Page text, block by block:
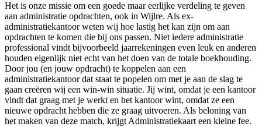
Het is onze missie om een goede maar eerlijke verdeling te geven
aan administratie opdrachten, ook in Wijlre. Als ex-
administratiekantoor weten wij hoe lastig het kan zijn om aan
opdrachten te komen die bij ons passen. Niet iedere administratie
professional vindt bijvoorbeeld jaarrekeningen even leuk en anderen
houden eigenlijk niet echt van het doen van de totale boekhouding.
Door jou (en jouw opdracht) te koppelen aan een
administratiekantoor dat staat te popelen om met je aan de slag te
gaan creëren wij een win-win situatie. Jij wint, omdat je een kantoor
vindt dat graag met je werkt en het kantoor wint, omdat ze een
nieuwe opdracht hebben die ze graag uitvoeren. Als beloning van
het maken van deze match, krijgt Administratiekaart een kleine fee.